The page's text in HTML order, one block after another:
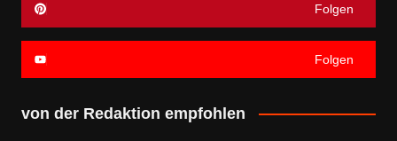
Folgen
Folgen
von der Redaktion empfohlen